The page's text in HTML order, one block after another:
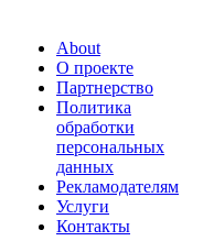
About
О проекте
Партнерство
Политика
обработки
персональных
данных
Рекламодателям
Услуги
Контакты